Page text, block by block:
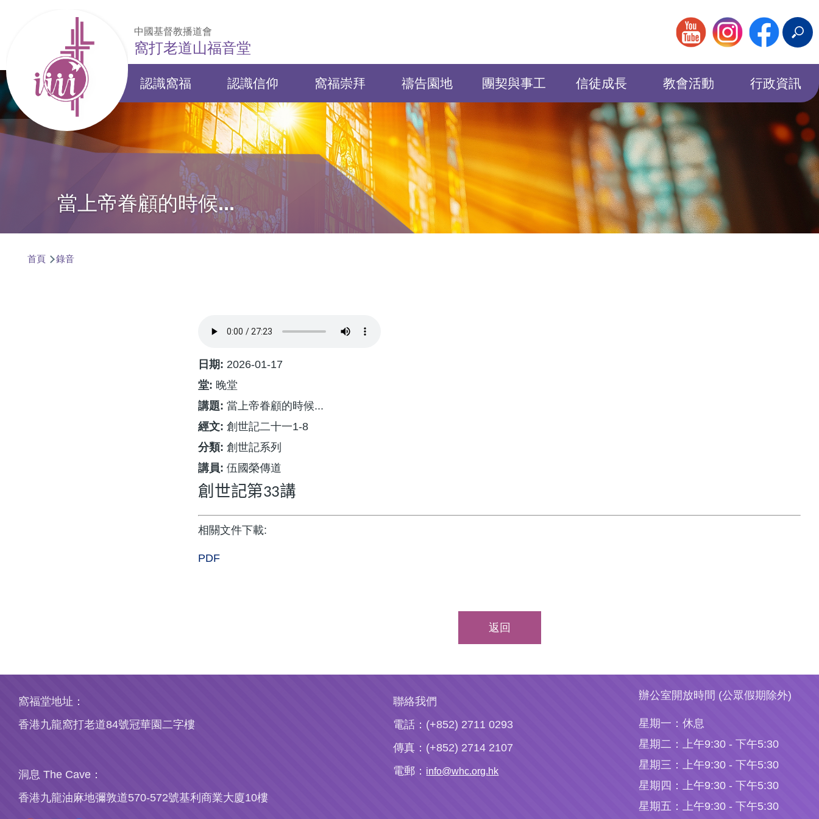
中國基督教播道會
窩打老道山福音堂
搜
尋
Main
navigation
認識窩福 認識信仰 窩福崇拜 禱告園地 團契與事工 信徒成長 教會活動 行政資訊
當上帝眷顧的時候...
導
首頁 錄音
日期: 2026-01-17
堂: 晚堂
講題: 當上帝眷顧的時候...
經文: 創世記二十一1-8
分類: 創世記系列
講員: 伍國榮傳道
創世記第33講
相關文件下載:
PDF
返回
窩福堂地址：
香港九龍窩打老道84號冠華園二字樓
洞息 The Cave：
香港九龍油麻地彌敦道570-572號基利商業大廈10樓
聯絡我們
電話：(+852) 2711 0293
傳真：(+852) 2714 2107
電郵： info@whc.org.hk
辦公室開放時間 (公眾假期除外)
星期一： 休息
星期二： 上午9:30 - 下午5:30
星期三： 上午9:30 - 下午5:30
星期四： 上午9:30 - 下午5:30
星期五： 上午9:30 - 下午5:30